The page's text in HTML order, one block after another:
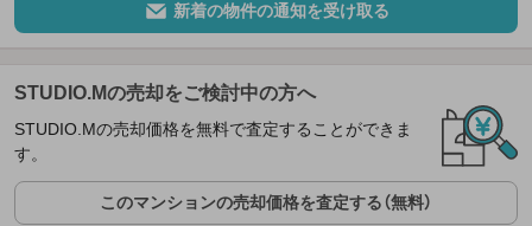
新着の物件の通知を受け取る
STUDIO.Mの売却をご検討中の方へ
STUDIO.Mの売却価格を無料で査定することができま
す。
このマンションの売却価格を査定する（無料）